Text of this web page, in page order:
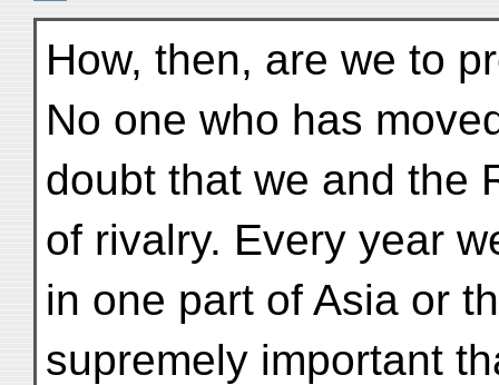
How, then, are we to
No one who has
doubt that we and the
of rivalry. Every year
in one part of Asia or
supremely important